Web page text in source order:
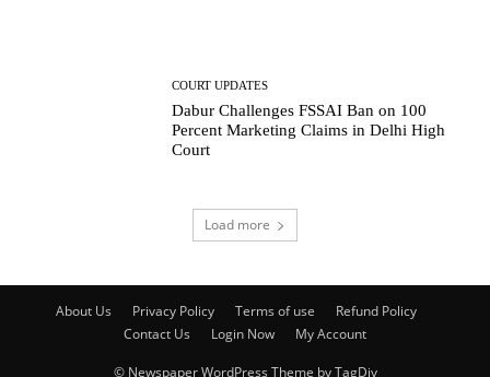
COURT UPDATES
Dabur Challenges FSSAI Ban on 100
Percent Marketing Claims in Delhi High
Court
Load more
About Us Privacy Policy Terms of use
Refund Policy
Contact Us
Login Now My Account
© Newspaper WordPress Theme by TagDiv